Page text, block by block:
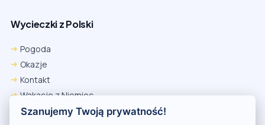
Wycieczki z Polski
Pogoda
Okazje
Kontakt
Wakacje z Niemiec
Polityka Prywatności
Szanujemy Twoją prywatność!